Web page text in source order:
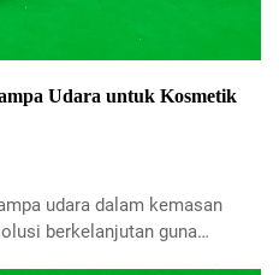
Udara untuk Kosmetik
udara dalam kemasan
berkelanjutan guna